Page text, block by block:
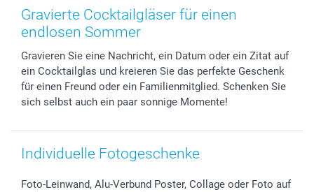
Zubehör & Material
Foto-Kalender & Agenden
Geschenk-Gutscheine (PDF)
AGB
Impressum
Partnerprogramme
Investor Relations
B2B smartbusiness
Muttertag
Vatertag
Hochzeit
Geburtstag
Geburt
Preise und Versandkosten
Lieferfristen
Zahlungsmöglichkeiten
Anmelden /Registrieren
Sitemap
smartfriends
smartgarantie
Gravierte Cocktailgläser für einen
endlosen Sommer
Gravieren Sie eine Nachricht, ein Datum oder ein Zitat auf
ein Cocktailglas und kreieren Sie das perfekte Geschenk
für einen Freund oder ein Familienmitglied. Schenken Sie
sich selbst auch ein paar sonnige Momente!
Individuelle Fotogeschenke
Foto-Leinwand, Alu-Verbund Poster, Collage oder Foto auf